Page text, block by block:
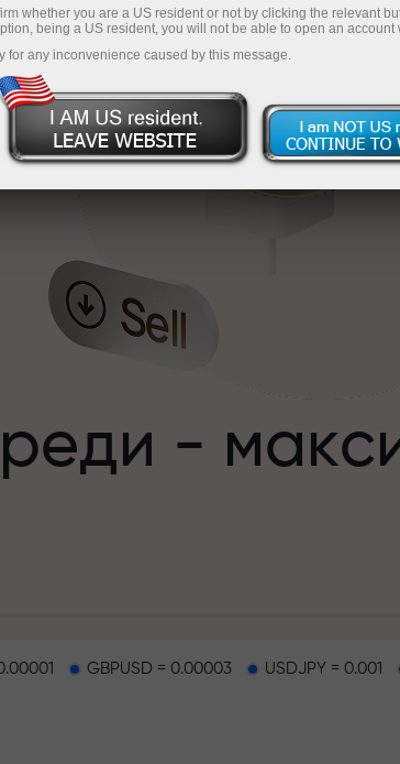
-
GBPUSD = 0.00003 USDJPY = 0.001
whether you are a US resident or not by clicking the relevant
being a US resident, you will not be able to open an account
for any inconvenience caused by this message.